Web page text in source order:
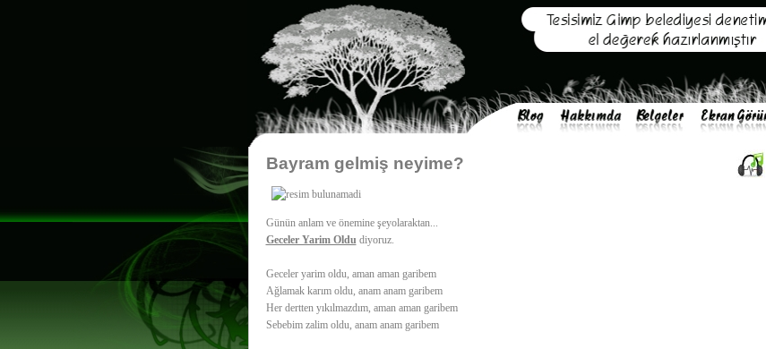
Bayram gelmiş neyime?
Günün anlam ve önemine şeyolaraktan...
Geceler Yarim Oldu diyoruz.
Geceler yarim oldu, aman aman garibem
Ağlamak karım oldu, anam anam garibem
Her dertten yıkılmazdım, aman aman garibem
Sebebim zalim oldu, anam anam garibem